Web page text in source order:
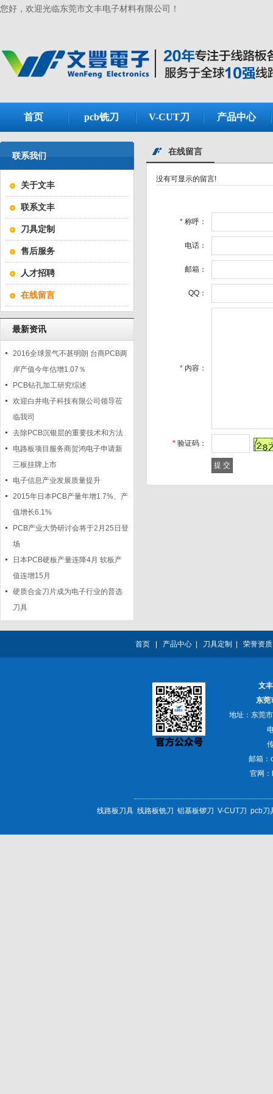
您好，欢迎光临东莞市文丰电子材料有限公司！
首页 pcb铣刀 V-CUT刀 产品中心
联系我们
关于文丰
联系文丰
刀具定制
售后服务
人才招聘
在线留言
最新资讯
2016全球景气不甚明朗 台商PCB两
岸产值今年估增1.07％
PCB钻孔加工研究综述
欢迎白井电子科技有限公司领导莅
临我司
去除PCB沉银层的重要技术和方法
电路板项目服务商贺鸿电子申请新
三板挂牌上市
电子信息产业发展质量提升
2015年日本PCB产量年增1.7%、产
值增长6.1%
PCB产业大势研讨会将于2月25日登
场
日本PCB硬板产量连降4月 软板产
值连增15月
硬质合金刀片成为电子行业的普选
刀具
在线留言
没有可显示的留言!
* 称呼：
电话：
邮箱：
QQ：
* 内容：
* 验证码：
首页 产品中心 刀具定制 荣誉资质
文
东莞
地址：东莞
邮箱：
官网：
线路板刀具 线路板铣刀 铝基板锣刀 V-CUT刀 pcb刀